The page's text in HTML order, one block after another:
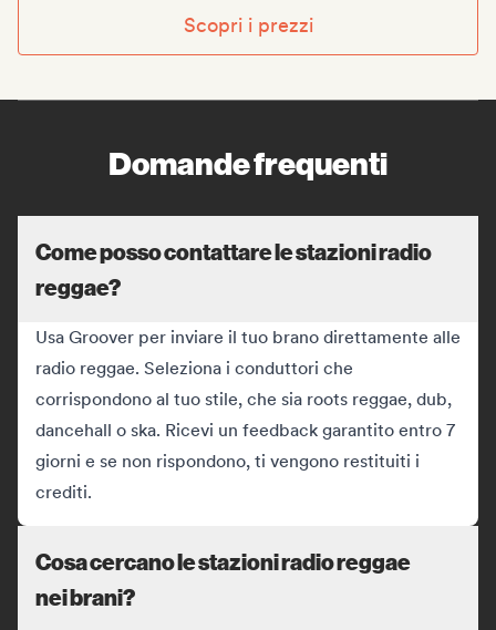
Scopri i prezzi
Domande frequenti
Come posso contattare le stazioni radio
reggae?
Usa Groover per inviare il tuo brano direttamente alle
radio reggae. Seleziona i conduttori che
corrispondono al tuo stile, che sia roots reggae, dub,
dancehall o ska. Ricevi un feedback garantito entro 7
giorni e se non rispondono, ti vengono restituiti i
crediti.
Cosa cercano le stazioni radio reggae
nei brani?